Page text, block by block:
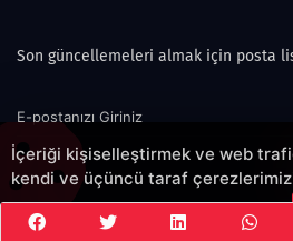
Son güncellemeleri almak için posta
İçeriği kişiselleştirmek ve web
kendi ve üçüncü taraf